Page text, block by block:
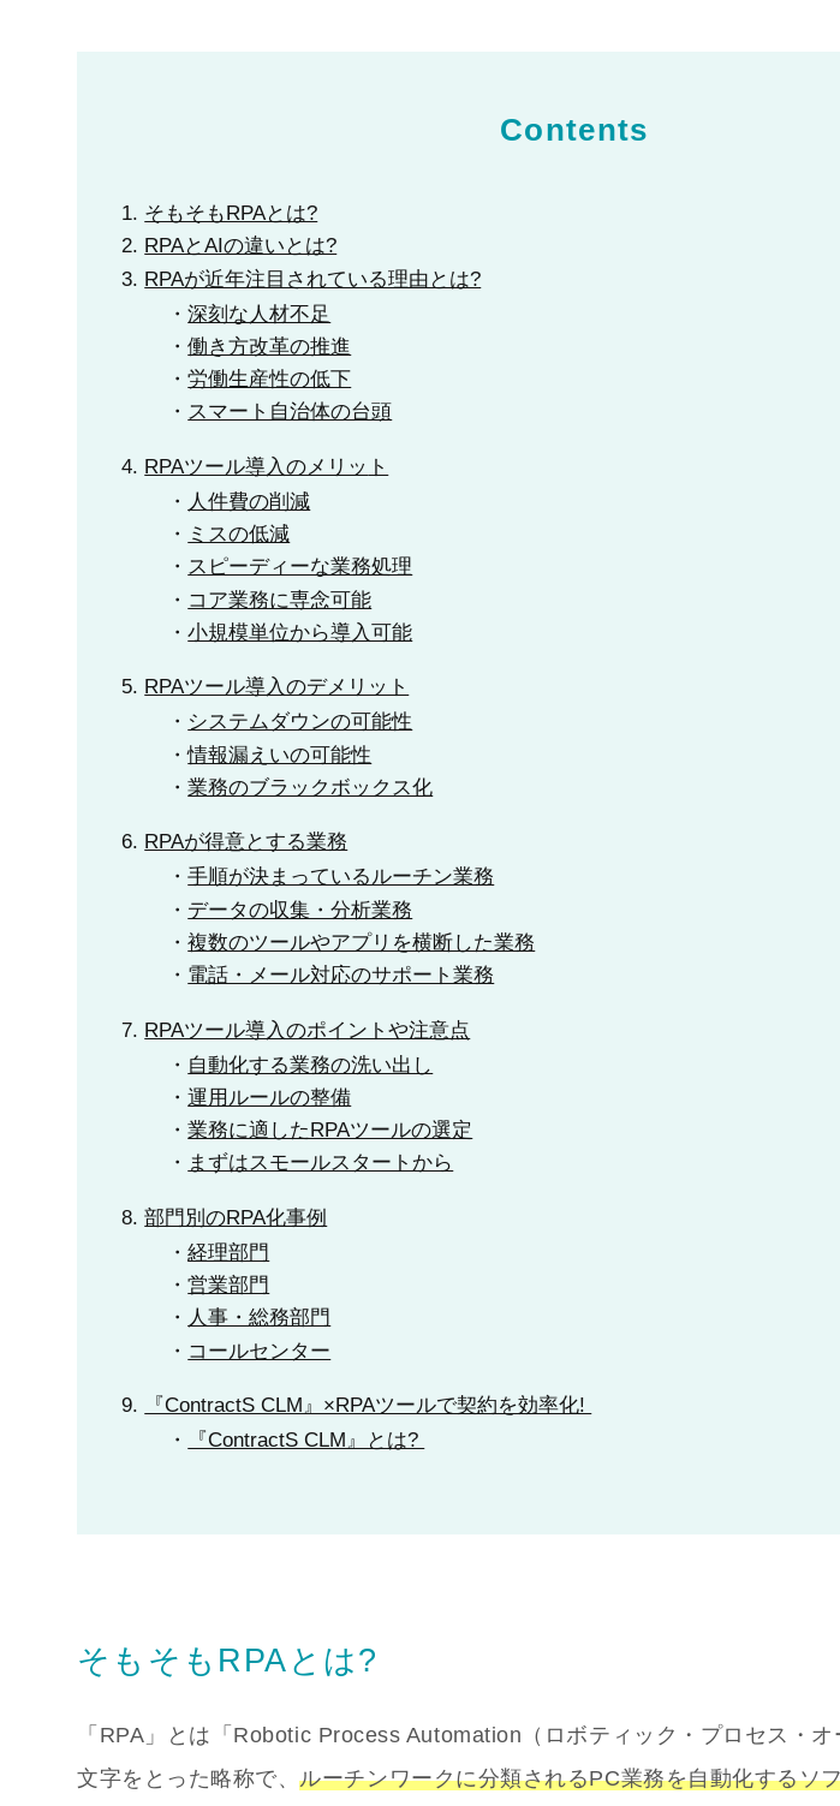
Contents
そもそもRPAとは?
RPAとAIの違いとは?
RPAが近年注目されている理由とは?
深刻な人材不足
働き方改革の推進
労働生産性の低下
スマート自治体の台頭
RPAツール導入のメリッ ト
人件費の削減
ミスの低減
スピーディーな業務処理
コア業務に専念可能
小規模単位から導入可能
RPAツール導入のデメリット
システムダウンの可能性
情報漏えいの可能性
業務のブラックボックス化
RPAが得意とする業務
手順が決まっているルーチン業務
データの収集・分析業務
複数のツールやアプリを横断した業務
電話・メール対応のサポート業務
RPAツール導入のポイントや注意点
自動化する業務の洗い出し
運用ルールの整備
業務に適したRPAツールの選定
まずはスモールスタートから
部門別のRPA化事例
経理部門
営業部門
人事・総務部門
コールセンター
『ContractS CLM』×RPAツールで契約を効率化!
『ContractS CLM』とは?
そもそもRPAとは?
「RPA」とは「Robotic Process Automation（ロボティック・プロセス・
文字をとった略称で、ルーチンワークに分類されるPC業務を自動化するソ